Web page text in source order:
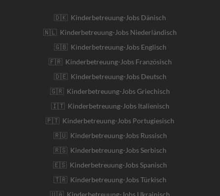
🇩🇰 Kinderbetreuung-Jobs Dänisch
🇳🇱 Kinderbetreuung-Jobs Niederländisch
🇬🇧 Kinderbetreuung-Jobs Englisch
🇫🇷 Kinderbetreuung-Jobs Französisch
🇩🇪 Kinderbetreuung-Jobs Deutsch
🇬🇷 Kinderbetreuung-Jobs Griechisch
🇮🇹 Kinderbetreuung-Jobs Italienisch
🇵🇹 Kinderbetreuung-Jobs Portugiesisch
🇷🇺 Kinderbetreuung-Jobs Russisch
🇷🇸 Kinderbetreuung-Jobs Serbisch
🇪🇸 Kinderbetreuung-Jobs Spanisch
🇹🇷 Kinderbetreuung-Jobs Türkisch
🇺🇦 Kinderbetreuung-Jobs Ukrainisch